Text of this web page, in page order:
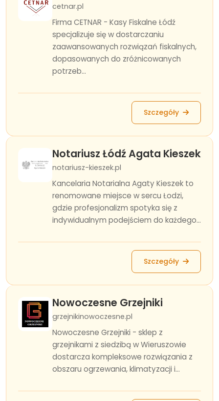
cetnar.pl
Firma CETNAR - Kasy Fiskalne Łódź
specjalizuje się w dostarczaniu
zaawansowanych rozwiązań fiskalnych,
dopasowanych do zróżnicowanych
potrzeb...
Szczegóły
Notariusz Łódź Agata Kieszek
notariusz-kieszek.pl
Kancelaria Notarialna Agaty Kieszek to
renomowane miejsce w sercu Łodzi,
gdzie profesjonalizm spotyka się z
indywidualnym podejściem do każdego...
Szczegóły
Nowoczesne Grzejniki
grzejnikinowoczesne.pl
Nowoczesne Grzejniki - sklep z
grzejnikami z siedzibą w Wieruszowie
dostarcza kompleksowe rozwiązania z
obszaru ogrzewania, klimatyzacji i...